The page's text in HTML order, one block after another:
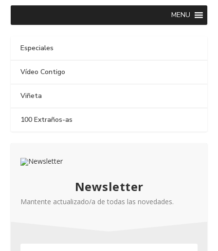
MENU
Especiales
Vídeo Contigo
Viñeta
100 Extraños-as
Newsletter
Mantente actualizado/a de todas las novedades.